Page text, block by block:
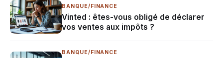
BANQUE/FINANCE
Vinted : êtes-vous obligé de déclarer
vos ventes aux impôts ?
BANQUE/FINANCE